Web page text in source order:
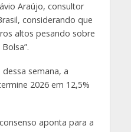
Araújo, consultor
considerando que
altos pesando sobre
semana, a
2026 em 12,5%
aponta para a